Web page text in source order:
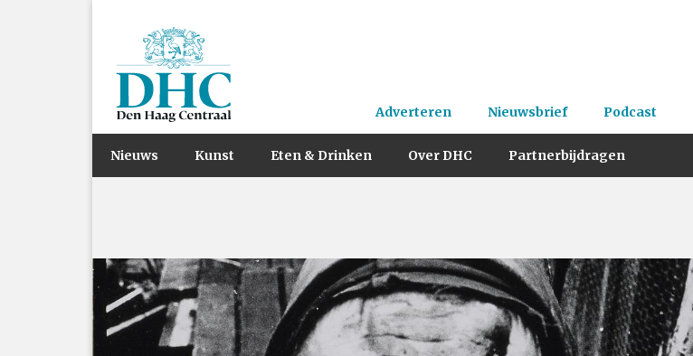
Adverteren Nieuwsbrief Podcast
Nieuws Kunst Eten & Drinken Over DHC Partnerbijdragen